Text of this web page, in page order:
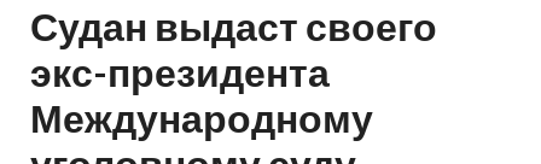
Судан выдаст своего
экс-президента
Международному